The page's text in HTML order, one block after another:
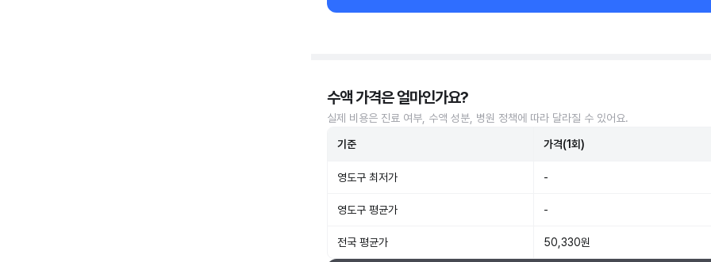
수액 가격은 얼마인가요?
실제 비용은 진료 여부, 수액 성분, 병원 정책에 따라 달라질 수 있어요.
기준 가격(1회)
영도구 최저가 -
영도구 평균가 -
전국 평균가 50,330원